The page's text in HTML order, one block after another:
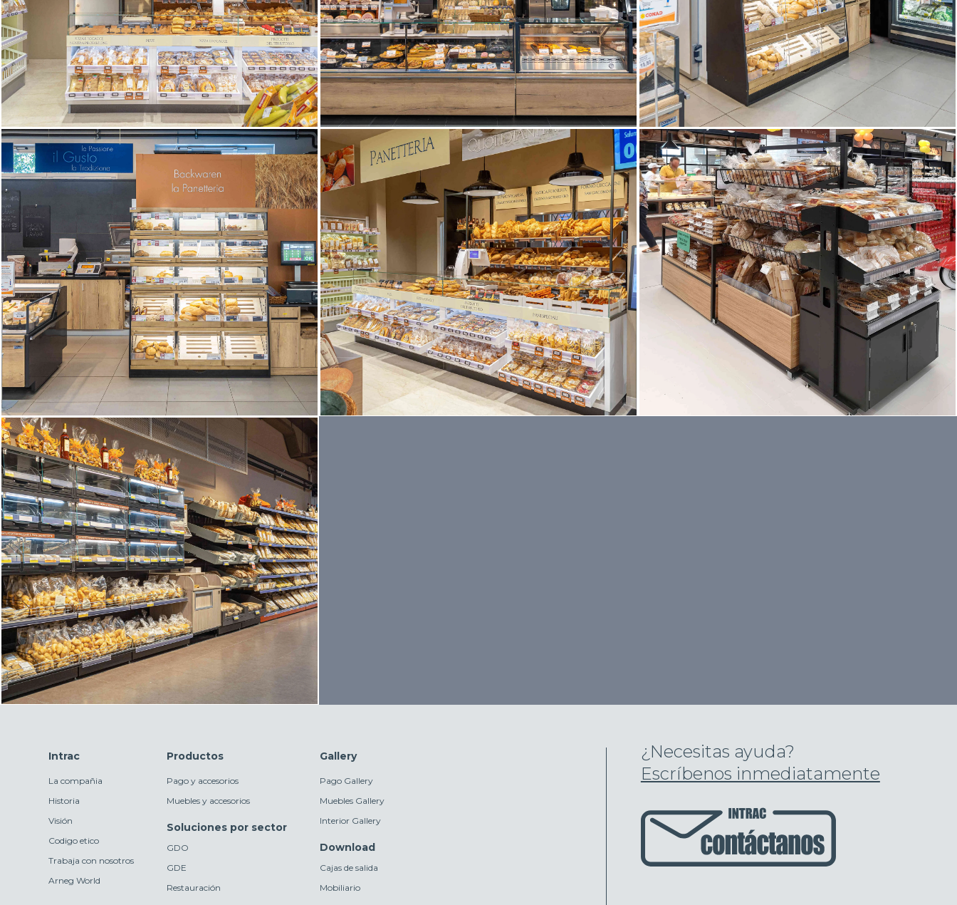
Intrac
La compañia
Historia
Visión
Codigo etico
Trabaja con nosotros
Arneg World
Productos
Pago y accesorios
Muebles y accesorios
Soluciones por sector
GDO
GDE
Restauración
Gallery
Pago Gallery
Muebles Gallery
Interior Gallery
Download
Cajas de salida
Mobiliario
¿Necesitas ayuda?
Escríbenos inmediatamente